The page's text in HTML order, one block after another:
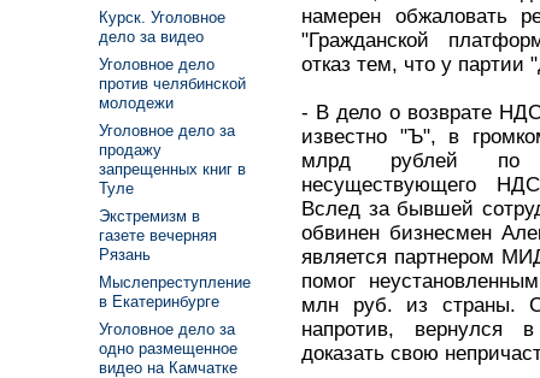
намерен обжаловать
"Гражданской
отказ тем, что у партии
- В дело о возврате
известно "Ъ", в
млрд рублей по
несуществующего
Вслед за бывшей
обвинен бизнесмен
является партнером
помог
млн руб. из страны.
напротив, вернулся
доказать свою
Курск. Уголовное
дело за видео
Уголовное дело
против челябинской
молодежи
Уголовное дело за
продажу
запрещенных книг в
Туле
Экстремизм в
газете вечерняя
Рязань
Мыслепреступление
в Екатеринбурге
Уголовное дело за
одно размещенное
видео на Камчатке